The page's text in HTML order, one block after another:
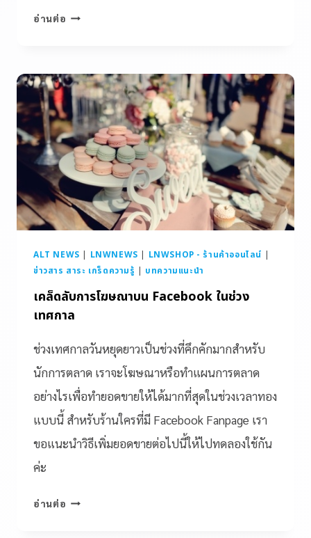
อ่านต่อ
ALT NEWS | LNWNEWS | LNWSHOP - ร้านค้าออนไลน์ |
ข่าวสาร สาระ เกร็ดความรู้ | บทความแนะนำ
เคล็ดลับการโฆษณาบน Facebook ในช่วง
เทศกาล
ช่วงเทศกาลวันหยุดยาวเป็นช่วงที่คึกคักมากสำหรับ
นักการตลาด เราจะโฆษณาหรือทำแผนการตลาด
อย่างไรเพื่อทำยอดขายให้ได้มากที่สุดในช่วงเวลาทอง
แบบนี้ สำหรับร้านใครที่มี Facebook Fanpage เรา
ขอแนะนำวิธีเพิ่มยอดขายต่อไปนี้ให้ไปทดลองใช้กัน
ค่ะ
อ่านต่อ